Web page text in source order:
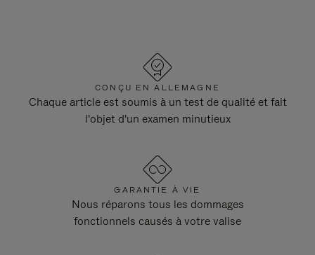
CONÇU EN ALLEMAGNE
Chaque article est soumis à un test de qualité et fait
l'objet d'un examen minutieux
GARANTIE À VIE
Nous réparons tous les dommages
fonctionnels causés à votre valise